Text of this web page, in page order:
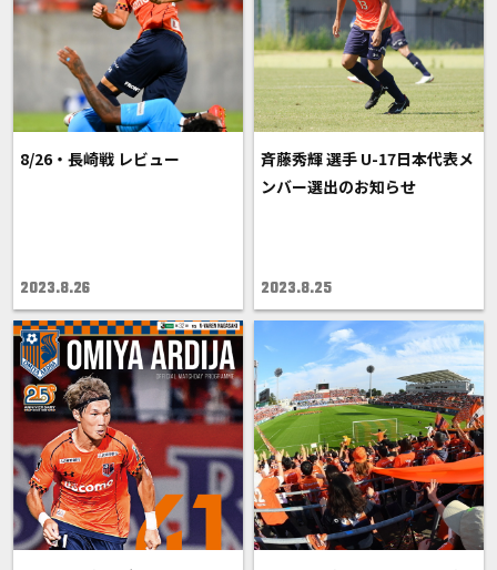
8/26・長崎戦 レビュー
2023.8.26
斉藤秀輝 選手 U-17日本代表メ
ンバー選出のお知らせ
2023.8.25